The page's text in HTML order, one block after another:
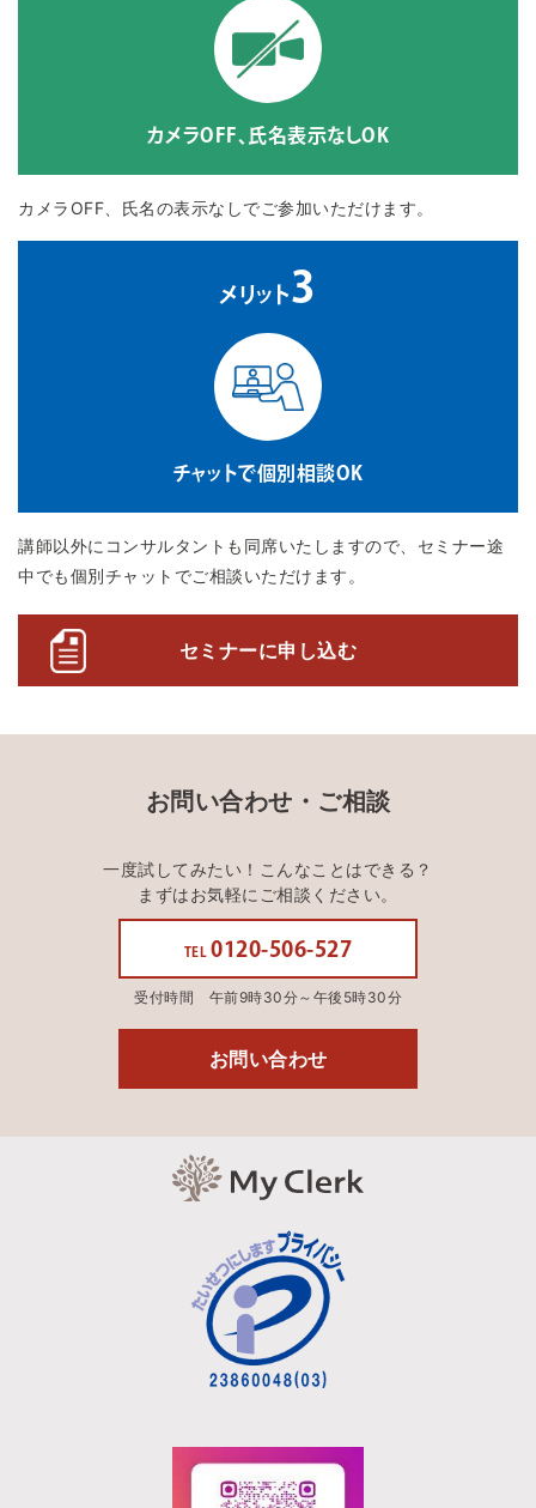
カメラOFF、氏名表示なしOK
カメラOFF、氏名の表示なしでご参加いただけます。
メリット 3
チャットで個別相談OK
講師以外にコンサルタントも同席いたしますので、セミナー途
中でも個別チャットでご相談いただけます。
セミナーに申し込む
お問い合わせ・ご相談
一度試してみたい！こんなことはできる？
まずはお気軽にご相談ください。
TEL 0120-506-527
受付時間 午前9時30分～午後5時30分
お問い合わせ